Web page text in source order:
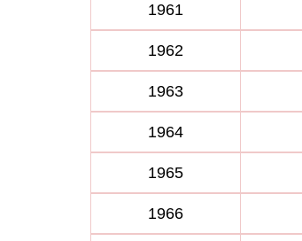
1961
1962
1963
1964
1965
1966